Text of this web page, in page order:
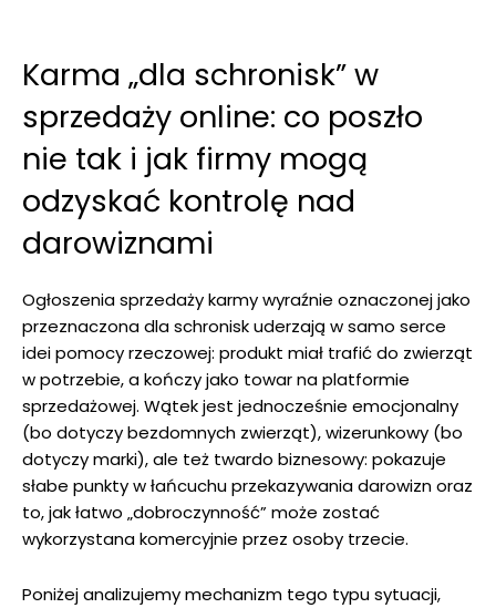
Karma „dla schronisk” w
sprzedaży online: co poszło
nie tak i jak firmy mogą
odzyskać kontrolę nad
darowiznami
Ogłoszenia sprzedaży karmy wyraźnie oznaczonej jako
przeznaczona dla schronisk uderzają w samo serce
idei pomocy rzeczowej: produkt miał trafić do zwierząt
w potrzebie, a kończy jako towar na platformie
sprzedażowej. Wątek jest jednocześnie emocjonalny
(bo dotyczy bezdomnych zwierząt), wizerunkowy (bo
dotyczy marki), ale też twardo biznesowy: pokazuje
słabe punkty w łańcuchu przekazywania darowizn oraz
to, jak łatwo „dobroczynność” może zostać
wykorzystana komercyjnie przez osoby trzecie.
Poniżej analizujemy mechanizm tego typu sytuacji,